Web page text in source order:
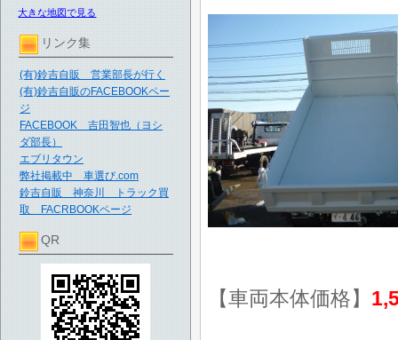
大きな地図で見る
リンク集
(有)鈴吉自販 営業部長が行く
(有)鈴吉自販のFACEBOOKペー
ジ
FACEBOOK 吉田智也（ヨシ
ダ部長）
エブリタウン
弊社掲載中 車選び.com
鈴吉自販 神奈川 トラック買
取 FACRBOOKページ
QR
【車両本体価格】